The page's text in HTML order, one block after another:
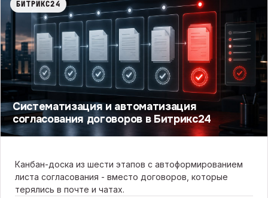
БИТРИКС24
Систематизация и автоматизация
согласования договоров в Битрикс24
Канбан-доска из шести этапов с автоформированием
листа согласования - вместо договоров, которые
терялись в почте и чатах.